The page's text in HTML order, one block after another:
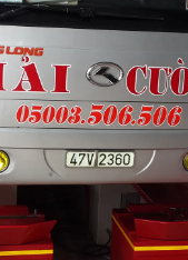
SẢN PHẨM
Hunter HawkEye Elite®